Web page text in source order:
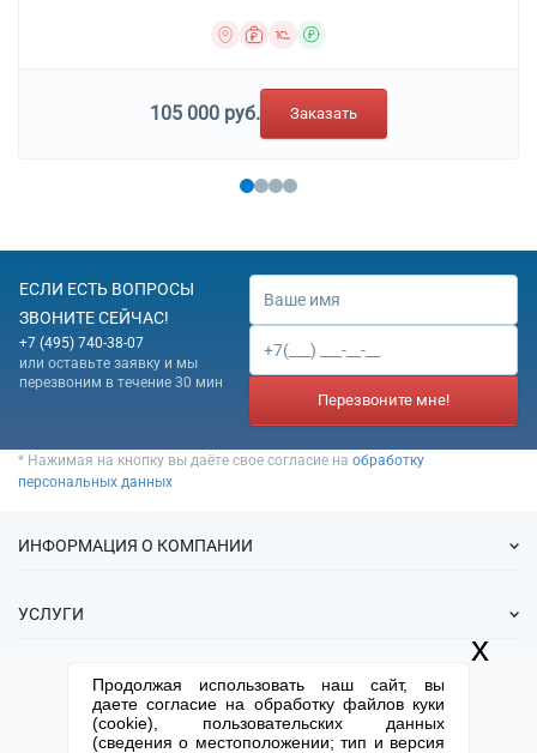
105 000 руб. Заказать
ЕСЛИ ЕСТЬ ВОПРОСЫ
ЗВОНИТЕ СЕЙЧАС!
+7 (495) 740-38-07
или оставьте заявку и мы
перезвоним в течение 30 мин
Перезвоните мне!
* Нажимая на кнопку вы даёте свое согласие на обработку
персональных данных
ИНФОРМАЦИЯ О КОМПАНИИ
О нас
Спецпредложения
УСЛУГИ
Продажа фирм
Регистрация
КОНТАКТНАЯ ИНФОРМАЦИЯ
+7 (495) 740-38-07
(По Москве)
mail@1-urist.ru
Спросить у юриста
Продолжая использовать наш сайт, вы
даете согласие на обработку файлов куки
(cookie), пользовательских данных
(сведения о местоположении; тип и версия
x